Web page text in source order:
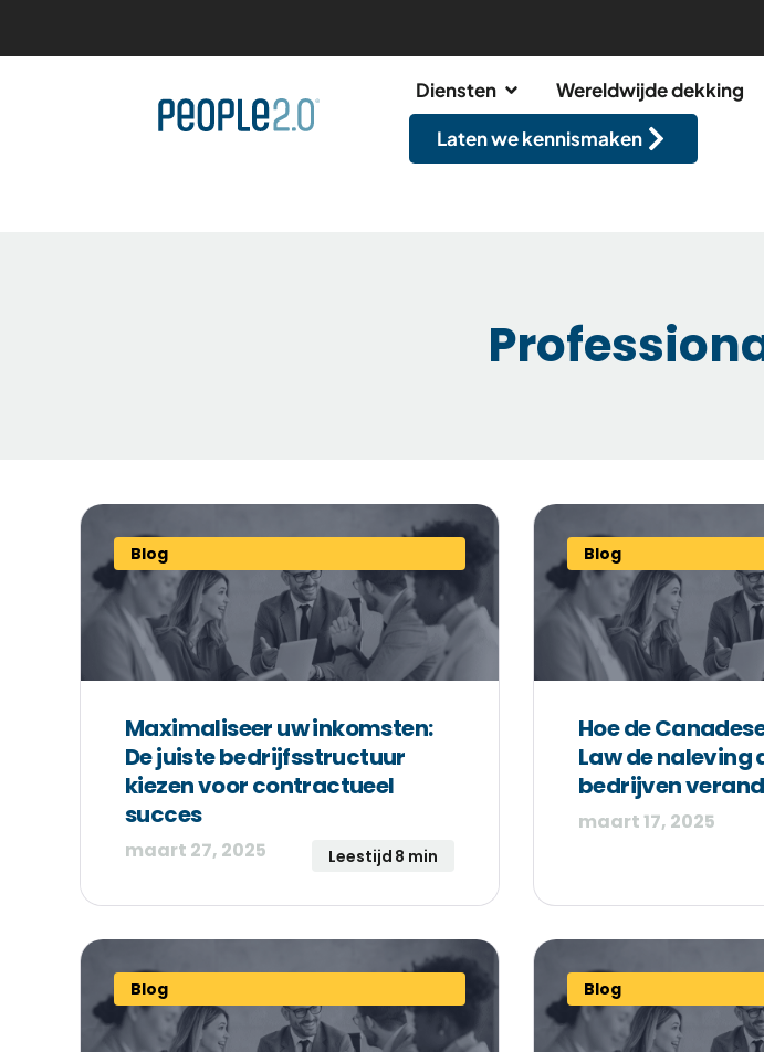
Diensten Wereldwijde dekking
Laten we kennismaken
Blog
Maximaliseer uw inkomsten:
De juiste bedrijfsstructuur
kiezen voor contractueel
succes
maart 27, 2025 Leestijd 8 min
Blog
Hoe de
Law de naleving
bedrijven
maart 17, 2025
Blog Blog